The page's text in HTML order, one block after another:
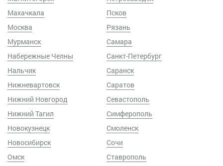
Махачкала
Москва
Мурманск
Набережные Челны
Нальчик
Нижневартовск
Нижний Новгород
Нижний Тагил
Новокузнецк
Новосибирск
Омск
Псков
Рязань
Самара
Санкт-Петербург
Саранск
Саратов
Севастополь
Симферополь
Смоленск
Сочи
Ставрополь